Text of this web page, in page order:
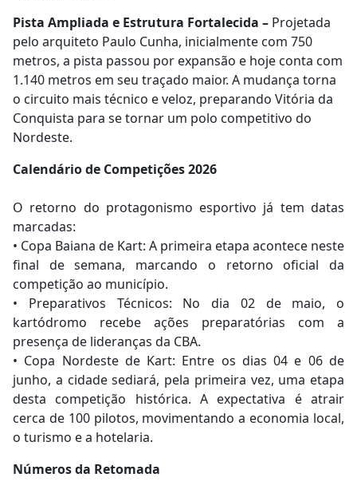
Pista Ampliada e Estrutura Fortalecida – Projetada
pelo arquiteto Paulo Cunha, inicialmente com 750
metros, a pista passou por expansão e hoje conta com
1.140 metros em seu traçado maior. A mudança torna
o circuito mais técnico e veloz, preparando Vitória da
Conquista para se tornar um polo competitivo do
Nordeste.
Calendário de Competições 2026
O retorno do protagonismo esportivo já tem datas
marcadas:
• Copa Baiana de Kart: A primeira etapa acontece neste
final de semana, marcando o retorno oficial da
competição ao município.
• Preparativos Técnicos: No dia 02 de maio, o
kartódromo recebe ações preparatórias com a
presença de lideranças da CBA.
• Copa Nordeste de Kart: Entre os dias 04 e 06 de
junho, a cidade sediará, pela primeira vez, uma etapa
desta competição histórica. A expectativa é atrair
cerca de 100 pilotos, movimentando a economia local,
o turismo e a hotelaria.
Números da Retomada